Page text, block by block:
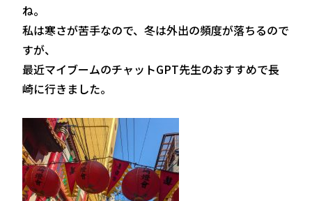
ね。
私は寒さが苦手なので、冬は外出の頻度が落ちるので
すが、
最近マイブームのチャットGPT先生のおすすめで長
崎に行きました。